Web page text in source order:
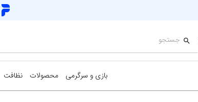
بازی و سرگرمی محصولات نظافت